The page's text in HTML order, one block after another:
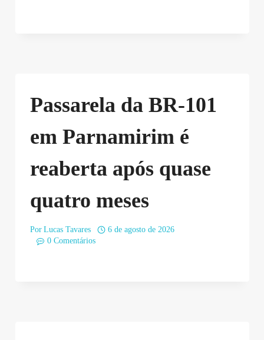
Passarela da BR-101
em Parnamirim é
reaberta após quase
quatro meses
Por Lucas Tavares
6 de agosto de 2026
0 Comentários